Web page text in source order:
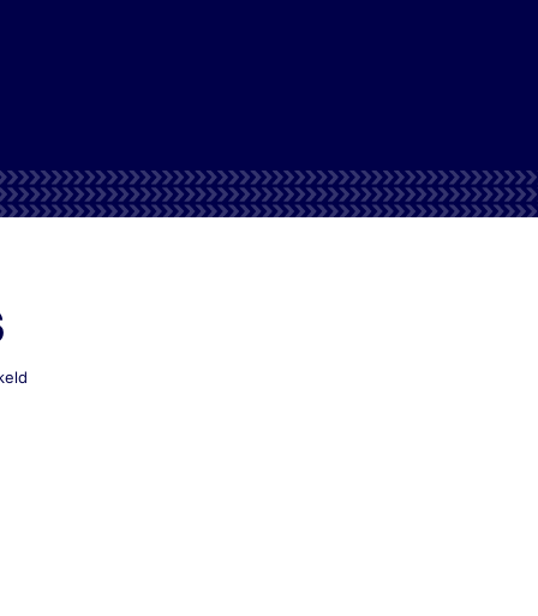
voor